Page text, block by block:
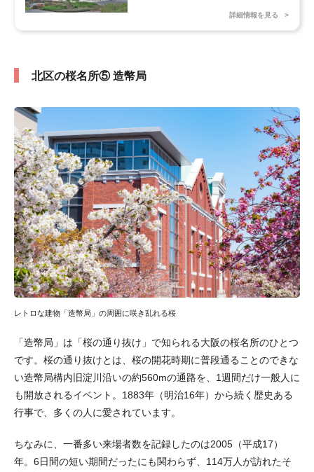
詳細情報を見る
北区の桜名所⑤ 造幣局
レトロな建物「造幣局」の周囲に咲き乱れる桜
「造幣局」は「桜の通り抜け」で知られる大阪の桜名所のひとつ
です。桜の通り抜けとは、桜の開花時期に普段通ることのできな
い造幣局構内旧淀川沿いの約560mの通路を、1週間だけ一般人に
も開放されるイベント。1883年（明治16年）から続く歴史ある
行事で、多くの人に愛されています。
ちなみに、一番多い来場者数を記録したのは2005（平成17）
年。6日間の短い期間だったにも関わらず、114万人が訪れたそ